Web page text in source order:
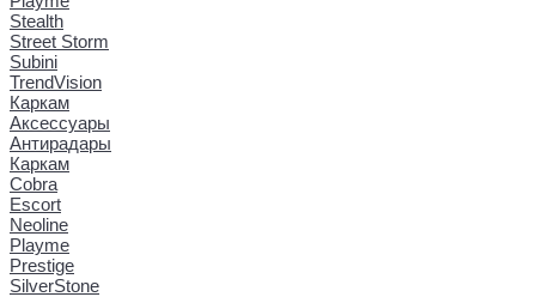
Stealth
Street Storm
Subini
TrendVision
Каркам
Аксессуары
Антирадары
Каркам
Cobra
Escort
Neoline
Playme
Prestige
SilverStone